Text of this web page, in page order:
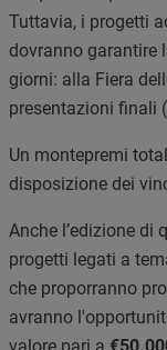
Tuttavia, i progetti
dovranno garantire
giorni: alla Fiera
presentazioni finali
Un montepremi
disposizione dei
Anche l’edizione di
progetti legati a
che proporranno
avranno
valore pari a